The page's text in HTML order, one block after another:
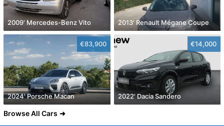
2009' Mercedes-Benz Vito 2013' Renault Mégane Coupe
€83,900
2024' Porsche Macan
€14,000
2022' Dacia Sandero
Browse All Cars